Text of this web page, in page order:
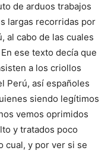
de arduos trabajos
largas recorridas por
al cabo de las cuales
ese texto decía que
a los criollos
Perú, así españoles
siendo legítimos
vemos oprimidos
y tratados poco
cual, y por ver si se